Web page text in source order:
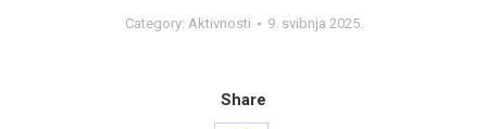
Category: Aktivnosti 9. svibnja 2025.
Share